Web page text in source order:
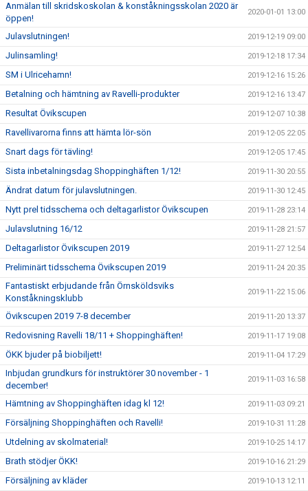
Anmälan till skridskoskolan & konståkningsskolan 2020 är
öppen!
2020-01-01 13:00
Julavslutningen! 2019-12-19 09:00
Julinsamling! 2019-12-18 17:34
SM i Ulricehamn! 2019-12-16 15:26
Betalning och hämtning av Ravelli-produkter 2019-12-16 13:47
Resultat Övikscupen 2019-12-07 10:38
Ravellivarorna finns att hämta lör-sön 2019-12-05 22:05
Snart dags för tävling! 2019-12-05 17:45
Sista inbetalningsdag Shoppinghäften 1/12! 2019-11-30 20:55
Ändrat datum för julavslutningen. 2019-11-30 12:45
Nytt prel tidsschema och deltagarlistor Övikscupen 2019-11-28 23:14
Julavslutning 16/12 2019-11-28 21:57
Deltagarlistor Övikscupen 2019 2019-11-27 12:54
Preliminärt tidsschema Övikscupen 2019 2019-11-24 20:35
Fantastiskt erbjudande från Örnsköldsviks
Konståkningsklubb
2019-11-22 15:06
Övikscupen 2019 7-8 december 2019-11-20 13:37
Redovisning Ravelli 18/11 + Shoppinghäften! 2019-11-17 19:08
ÖKK bjuder på biobiljett! 2019-11-04 17:29
Inbjudan grundkurs för instruktörer 30 november - 1
december!
2019-11-03 16:58
Hämtning av Shoppinghäften idag kl 12! 2019-11-03 09:21
Försäljning Shoppinghäften och Ravelli! 2019-10-31 11:28
Utdelning av skolmaterial! 2019-10-25 14:17
Brath stödjer ÖKK! 2019-10-16 21:29
Försäljning av kläder 2019-10-13 12:11